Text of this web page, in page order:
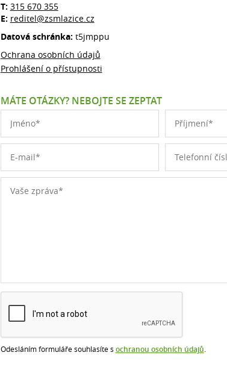
T: 315 670 355
E: reditel@zsmlazice.cz
Datová schránka: t5jmppu
Ochrana osobních údajů
Prohlášení o přístupnosti
MÁTE OTÁZKY? NEBOJTE SE ZEPTAT
Odesláním formuláře souhlasíte s ochranou osobních údajů